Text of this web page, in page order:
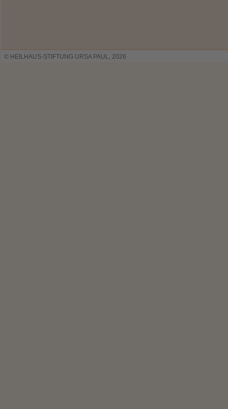
© HEILHAUS-STIFTUNG URSA PAUL, 2026